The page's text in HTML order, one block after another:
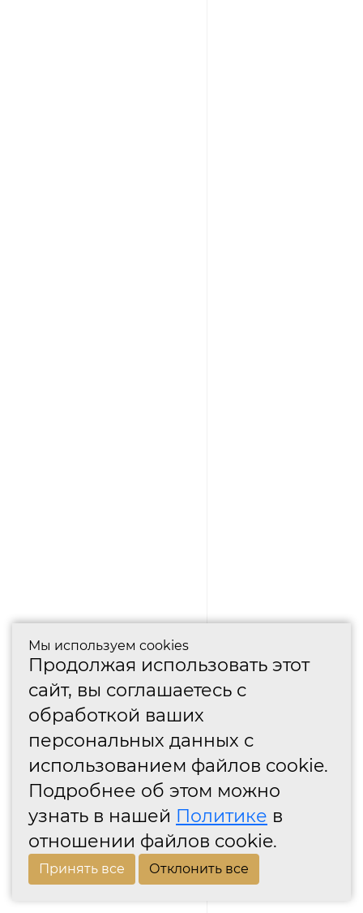
Мы используем cookies
Продолжая использовать этот
сайт, вы соглашаетесь с
обработкой ваших
персональных данных с
использованием файлов cookie.
Подробнее об этом можно
узнать в нашей Политике в
отношении файлов cookie.
Принять все Отклонить все